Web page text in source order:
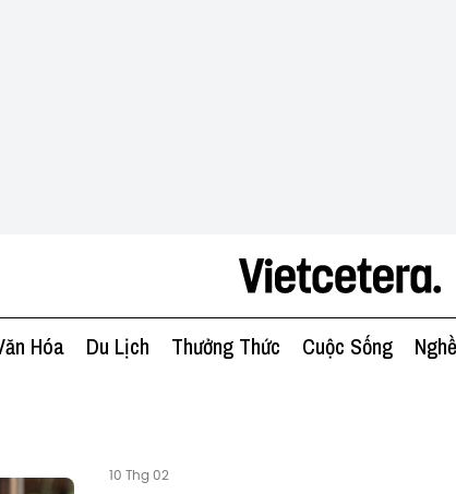
Hóa Du Lịch Thưởng Thức Cuộc Sống
10 Thg 02